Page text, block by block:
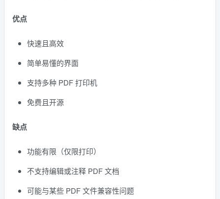
优点
快速且高效
简单易懂的界面
支持多种 PDF 打印机
免费且开源
缺点
功能有限（仅限打印）
不支持编辑或注释 PDF 文档
可能与某些 PDF 文件兼容性问题